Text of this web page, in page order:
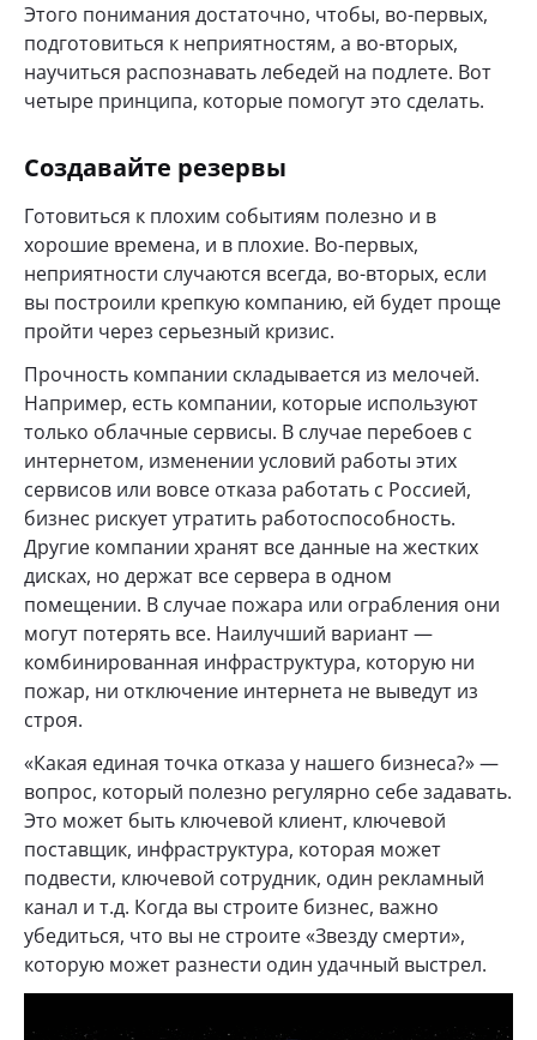
Этого понимания достаточно, чтобы, во-первых,
подготовиться к неприятностям, а во-вторых,
научиться распознавать лебедей на подлете. Вот
четыре принципа, которые помогут это сделать.
Создавайте резервы
Готовиться к плохим событиям полезно и в
хорошие времена, и в плохие. Во-первых,
неприятности случаются всегда, во-вторых, если
вы построили крепкую компанию, ей будет проще
пройти через серьезный кризис.
Прочность компании складывается из мелочей.
Например, есть компании, которые используют
только облачные сервисы. В случае перебоев с
интернетом, изменении условий работы этих
сервисов или вовсе отказа работать с Россией,
бизнес рискует утратить работоспособность.
Другие компании хранят все данные на жестких
дисках, но держат все сервера в одном
помещении. В случае пожара или ограбления они
могут потерять все. Наилучший вариант —
комбинированная инфраструктура, которую ни
пожар, ни отключение интернета не выведут из
строя.
«Какая единая точка отказа у нашего бизнеса?» —
вопрос, который полезно регулярно себе задавать.
Это может быть ключевой клиент, ключевой
поставщик, инфраструктура, которая может
подвести, ключевой сотрудник, один рекламный
канал и т.д. Когда вы строите бизнес, важно
убедиться, что вы не строите «Звезду смерти»,
которую может разнести один удачный выстрел.